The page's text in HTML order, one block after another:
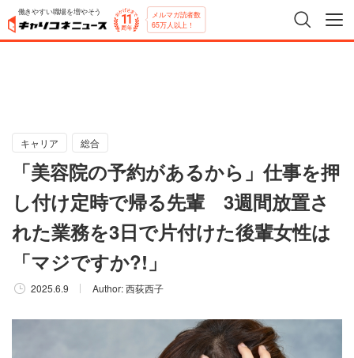
働きやすい職場を増やそう メルマガ読者数
65万人以上！
キャリア 総合
「美容院の予約があるから」仕事を押
し付け定時で帰る先輩 3週間放置さ
れた業務を3日で片付けた後輩女性は
「マジですか?!」
2025.6.9 Author:西荻西子